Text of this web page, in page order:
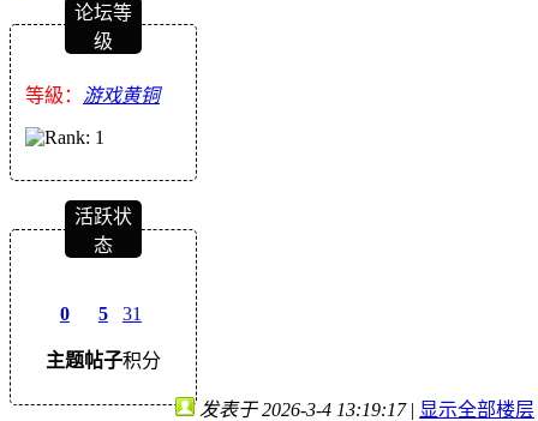
论坛等
级
等級： 游戏黄铜
活跃状
态
0
主题
5
帖子
31
积分
发表于 2026-3-4 13:19:17 | 显示全部楼层